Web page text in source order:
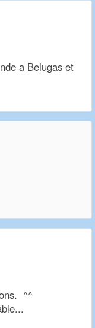
a Belugas et
^^